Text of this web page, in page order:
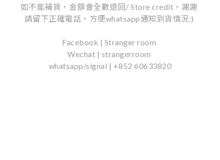
如不能補貨，金額會全數退回/ Store credit，謝謝
請留下正確電話，方便whatsapp通知到貨情況:)
Facebook | Stranger room
Wechat | strangerroom
whatsapp/signal | +852 60633820